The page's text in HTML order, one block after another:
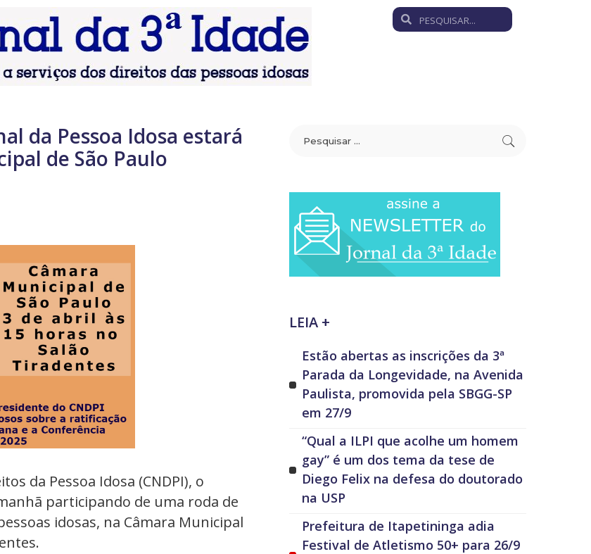
da Pessoa Idosa estará
de São Paulo
da Pessoa Idosa (CNDPI), o
participando de uma roda de
idosas, na Câmara Municipal
LEIA +
Estão abertas as inscrições da 3ª
Parada da Longevidade, na Avenida
Paulista, promovida pela SBGG-SP
em 27/9
“Qual a ILPI que acolhe um homem
gay” é um dos tema da tese de
Diego Felix na defesa do doutorado
na USP
Prefeitura de Itapetininga adia
Festival de Atletismo 50+ para 26/9